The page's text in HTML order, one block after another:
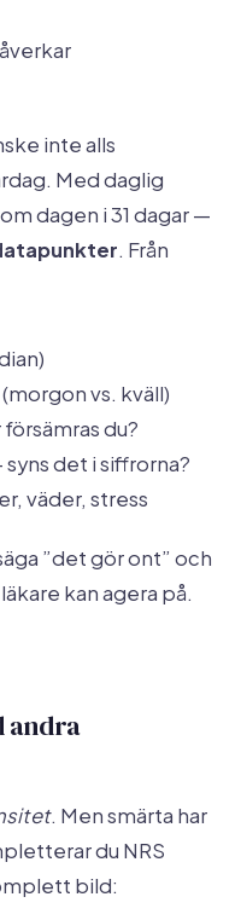
inte alls
Med daglig
dagen i 31 dagar —
. Från
vs. kväll)
du?
det i siffrorna?
väder, stress
”det gör ont” och
kan agera på.
andra
. Men smärta har
du NRS
bild: